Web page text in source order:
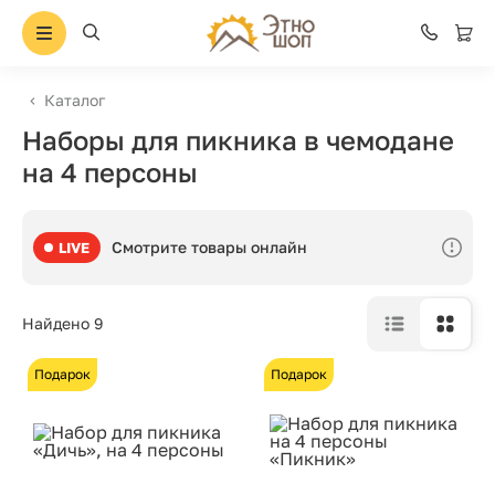
Каталог
Наборы для пикника в чемодане
на 4 персоны
LIVE Смотрите товары онлайн
Найдено 9
Подарок Подарок